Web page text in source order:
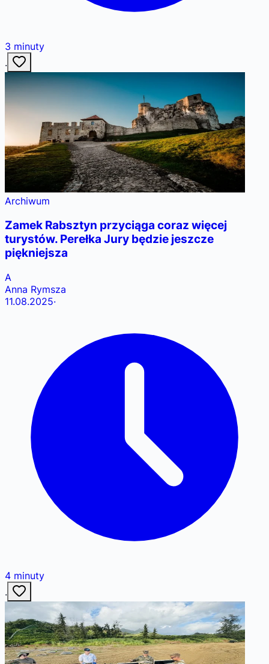
3 minuty
·
Archiwum
Zamek Rabsztyn przyciąga coraz więcej
turystów. Perełka Jury będzie jeszcze
piękniejsza
A
Anna Rymsza
11.08.2025·
4 minuty
·